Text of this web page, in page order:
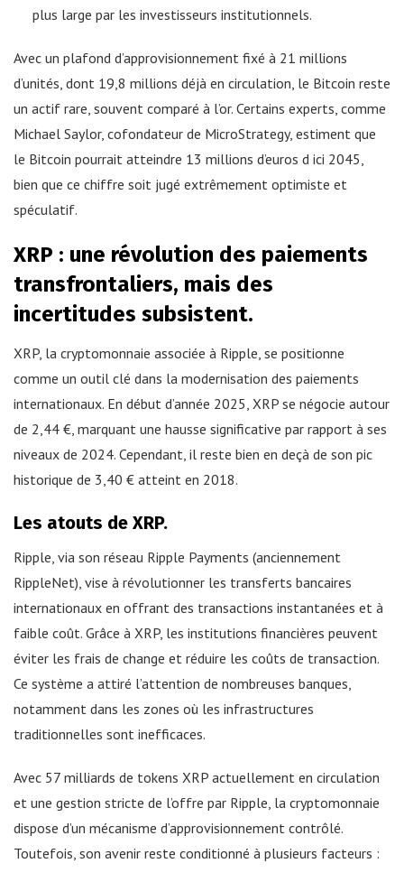
plus large par les investisseurs institutionnels.
Avec un plafond d’approvisionnement fixé à 21 millions
d’unités, dont 19,8 millions déjà en circulation, le Bitcoin reste
un actif rare, souvent comparé à l’or. Certains experts, comme
Michael Saylor, cofondateur de MicroStrategy, estiment que
le Bitcoin pourrait atteindre 13 millions d’euros d ici 2045,
bien que ce chiffre soit jugé extrêmement optimiste et
spéculatif.
XRP : une révolution des paiements
transfrontaliers, mais des
incertitudes subsistent.
XRP, la cryptomonnaie associée à Ripple, se positionne
comme un outil clé dans la modernisation des paiements
internationaux. En début d’année 2025, XRP se négocie autour
de 2,44 €, marquant une hausse significative par rapport à ses
niveaux de 2024. Cependant, il reste bien en deçà de son pic
historique de 3,40 € atteint en 2018.
Les atouts de XRP.
Ripple, via son réseau Ripple Payments (anciennement
RippleNet), vise à révolutionner les transferts bancaires
internationaux en offrant des transactions instantanées et à
faible coût. Grâce à XRP, les institutions financières peuvent
éviter les frais de change et réduire les coûts de transaction.
Ce système a attiré l’attention de nombreuses banques,
notamment dans les zones où les infrastructures
traditionnelles sont inefficaces.
Avec 57 milliards de tokens XRP actuellement en circulation
et une gestion stricte de l’offre par Ripple, la cryptomonnaie
dispose d’un mécanisme d’approvisionnement contrôlé.
Toutefois, son avenir reste conditionné à plusieurs facteurs :